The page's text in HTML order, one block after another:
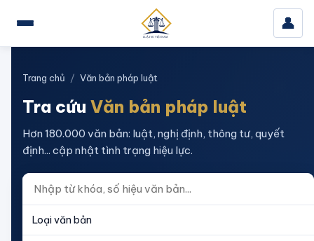
👤
Trang chủ / Văn bản pháp luật
Tra cứu Văn bản pháp luật
Hơn 180.000 văn bản: luật, nghị định, thông tư, quyết
định... cập nhật tình trạng hiệu lực.